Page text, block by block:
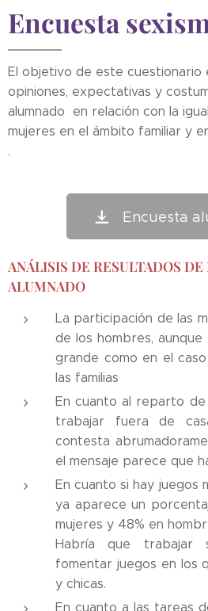
Encuesta
El objetivo de este cuestionario
opiniones, expectativas y
alumnado en relación con la
mujeres en el ámbito familiar y
.
Encuesta
ANÁLISIS DE RESULTADOS
ALUMNADO
La participación de las
de los hombres,
grande como en el
las familias
En cuanto al reparto de
trabajar fuera de
contesta
el mensaje parece que
En cuanto si hay juegos
ya aparece un
mujeres y 48% en
Habría que
fomentar juegos en los
y chicas.
En cuanto a las tareas